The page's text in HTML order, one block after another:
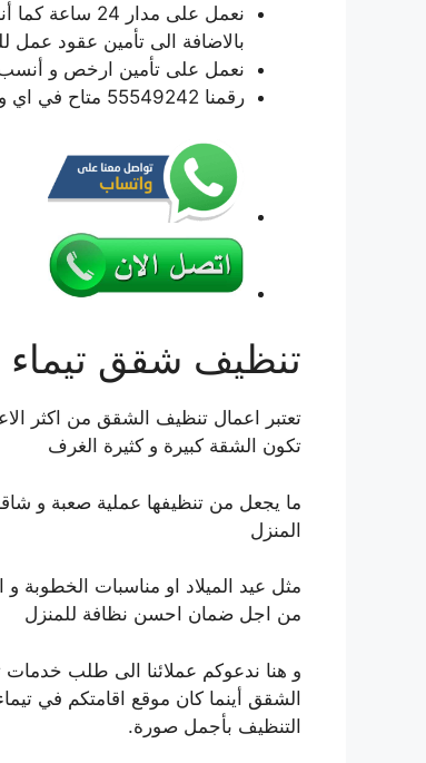
نعمل على
بالاضافة الى تأمين عقود
نعمل على تأمين ارخص و أنسب
رقمنا 55549242 متاح في اي وقت من اجل التواصل معنا.
تنظيف شقق تيماء
تعتبر اعمال تنظيف الشقق من اكثر
تكون الشقة كبيرة و كثيرة الغرف
ما يجعل من تنظيفها عملية صعبة و
المنزل
مثل عيد الميلاد او مناسبات الخطوبة
من اجل ضمان احسن نظافة للمنزل
و هنا ندعوكم عملائنا الى طلب
الشقق أينما كان موقع اقامتكم في
التنظيف بأجمل صورة.